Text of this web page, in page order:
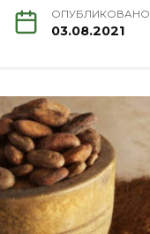
ОПУБЛИКОВАНО
03.08.2021